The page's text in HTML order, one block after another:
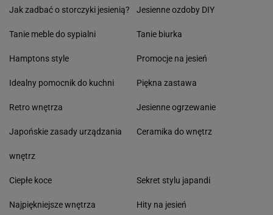
Jak zadbać o storczyki jesienią?
Tanie meble do sypialni
Hamptons style
Idealny pomocnik do kuchni
Retro wnętrza
Japońskie zasady urządzania
wnętrz
Jesienne ozdoby DIY
Tanie biurka
Promocje na jesień
Piękna zastawa
Jesienne ogrzewanie
Ceramika do wnętrz
Ciepłe koce
Najpiękniejsze wnętrza
Sekret stylu japandi
Hity na jesień